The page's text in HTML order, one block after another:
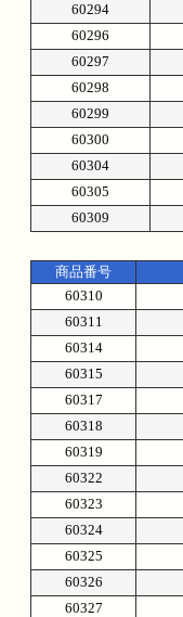
60294
60296
60297
60298
60299
60300
60304
60305
60309
商品番号
60310
60311
60314
60315
60317
60318
60319
60322
60323
60324
60325
60326
60327